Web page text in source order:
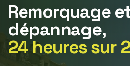
Remorquage
dépannage,
24 heures sur